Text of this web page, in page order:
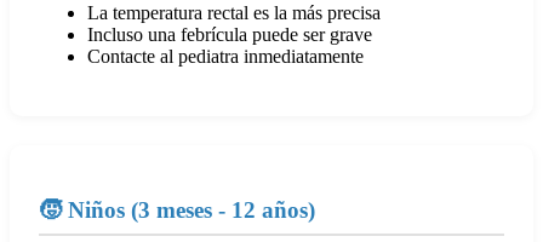
La temperatura rectal es la más precisa
Incluso una febrícula puede ser grave
Contacte al pediatra inmediatamente
🧒 Niños (3 meses - 12 años)